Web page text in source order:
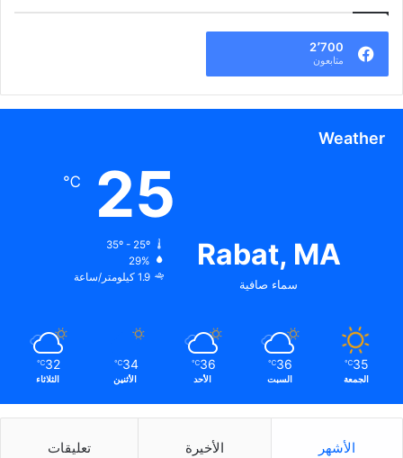
2٬700
متابعون
Weather
Rabat, MA
سماء صافية
25
℃
35º - 25º
29%
1.9 كيلومتر/ساعة
35
℃
الجمعة
36
℃
السبت
36
℃
الأحد
34
℃
الأثنين
32
℃
الثلاثاء
الأشهر الأخيرة تعليقات